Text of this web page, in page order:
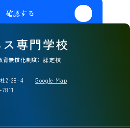
確認する
専門学校
育無償化制度）認定校
2-28-4
Google Map